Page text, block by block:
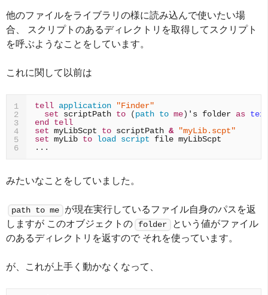
他のファイルをライブラリの様に読み込んで使いたい場
合、 スクリプトのあるディレクトリを取得してスクリプト
を呼ぶようなことをしています。
これに関して以前は
1
2
3
4
5
6
tell application
"Finder"
set
scriptPath to (path to me) 's folder as
end
tell
set myLibScpt to scriptPath &
"myLib.scpt"
set myLib to load script file myLibScpt
...
みたいなことをしていました。
path to me
が現在実行しているファイル自身のパスを返
しますが このオブジェクトの
folder
という値がファイル
のあるディレクトリを返すので それを使っています。
が、これが上手く動かなくなって、